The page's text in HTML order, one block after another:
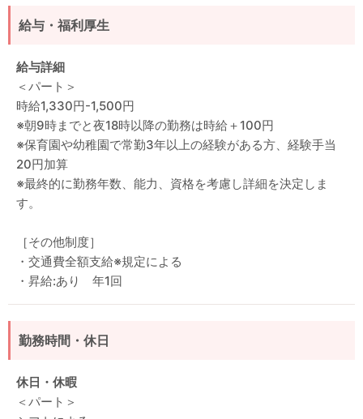
給与・福利厚生
給与詳細
＜パート＞
時給1,330円-1,500円
※朝9時までと夜18時以降の勤務は時給＋100円
※保育園や幼稚園で常勤3年以上の経験がある方、経験手当
20円加算
※最終的に勤務年数、能力、資格を考慮し詳細を決定しま
す。
［その他制度］
・交通費全額支給※規定による
・昇給:あり 年1回
勤務時間・休日
休日・休暇
＜パート＞